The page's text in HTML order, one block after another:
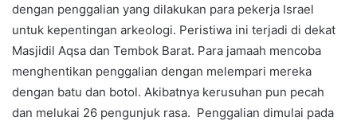
dengan penggalian yang dilakukan para pekerja Israel
untuk kepentingan arkeologi. Peristiwa ini terjadi di dekat
Masjidil Aqsa dan Tembok Barat. Para jamaah mencoba
menghentikan penggalian dengan melempari mereka
dengan batu dan botol. Akibatnya kerusuhan pun pecah
dan melukai 26 pengunjuk rasa. Penggalian dimulai pada